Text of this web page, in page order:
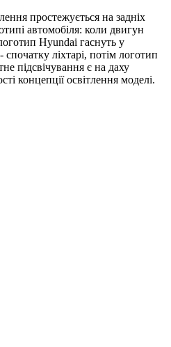
простежується на задніх
автомобіля: коли двигун
Hyundai гаснуть у
спочатку ліхтарі, потім логотип
підсвічування є на даху
концепції освітлення моделі.